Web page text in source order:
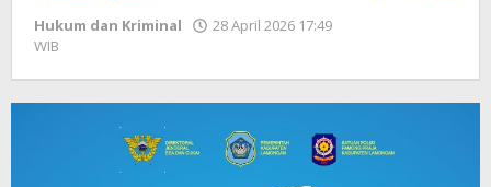
Hukum dan Kriminal
28 April 2026 17:49
WIB